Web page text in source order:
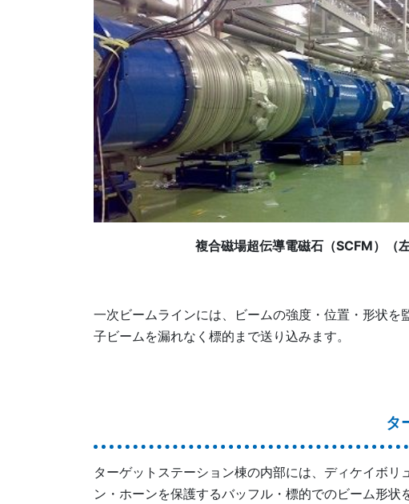
複合磁場超伝導電磁石（SCFM）（左
一次ビームラインには、ビームの強度・位置・形状
子ビームを漏れなく標的まで送り込みます。
タ
ターゲットステーション棟の内部には、ディケイボ
ン・ホーンを保護するバッフル・標的でのビーム形